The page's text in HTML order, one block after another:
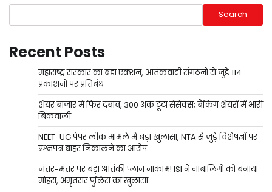
Search
Recent Posts
महाराष्ट्र सरकार का बड़ा एक्शन, आतंकवादी संगठनों से जुड़े 114
प्रकाशनों पर प्रतिबंध
शेयर बाजार में फिर दबाव, 300 अंक टूटा सेंसेक्स; बैंकिंग शेयरों में भारी
बिकवाली
NEET-UG पेपर लीक मामले में बड़ा खुलासा, NTA से जुड़े विशेषज्ञों पर
प्रश्नपत्र बाहर निकालने का आरोप
जंतर-मंतर पर बड़ा आतंकी प्लान नाकाम! ISI ने नाबालिगों को बनाया
मोहरा, अमृतसर पुलिस का खुलासा